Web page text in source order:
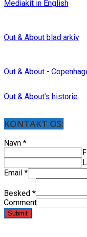
Mediakit in English
Out & About blad arkiv
Out & About -
Out & About's historie
KONTAKT OS:
Navn *
Email *
Besked *
Comment
Submit